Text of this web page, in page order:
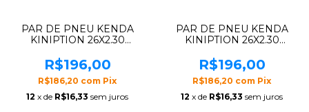
PAR DE PNEU KENDA
KINIPTION 26X2.30
R$196,00
R$186,20 com Pix
12 x de R$16,33 sem juros
PAR DE PNEU KENDA
KINIPTION 26X2.30
R$196,00
R$186,20 com Pix
12 x de R$16,33 sem juros